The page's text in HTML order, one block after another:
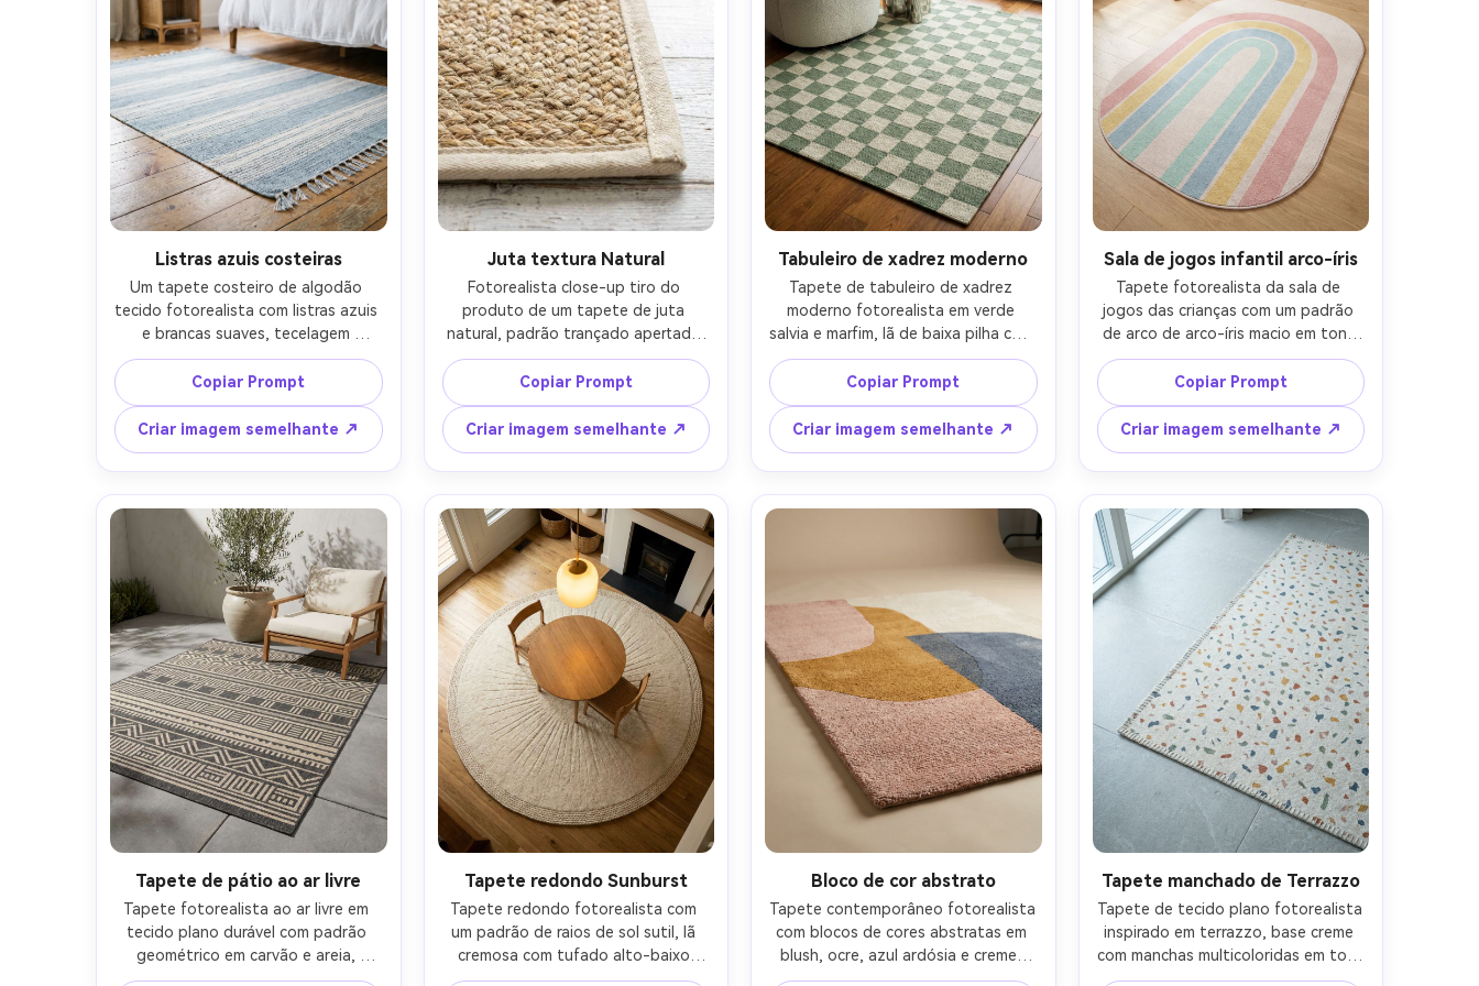
Listras azuis costeiras
Um tapete costeiro de algodão
tecido fotorealista com listras azuis
e brancas suaves, tecelagem
ligeiramente texturizada e pequenas
borlas, estilizado em um quarto de
praia brilhante com mesinha de
rattan e cortinas arejadas, luz
natural da janela, profundidade de
campo rasa, Sony A7R V, 35mm f/1.8,
tapete centrado e dominante, cor
costeira fresca classificação-AR 4:5
Copiar Prompt
Criar imagem semelhante ↗
Juta textura Natural
Fotorealista close-up tiro do
produto de um tapete de juta
natural, padrão trançado apertado
com fibras visíveis e ligeira variação
de cor, borda ordenadamente
costurada, colocada no piso de
madeira branqueada, luz diurna
macia e difusa, ênfase de detalhes
macro, Canon 5D Mark IV, lente
macro de 100 mm, textura ultra-
nítida, estilo minimalista limpo-AR
4:5
Copiar Prompt
Criar imagem semelhante ↗
Tabuleiro de xadrez moderno
Tapete de tabuleiro de xadrez
moderno fotorealista em verde
salvia e marfim, lã de baixa pilha com
quadrados nítidos, estilizado em
uma sala de estar de apartamento
na moda com cadeira boucle e mesa
lateral cromada, luz de janela
nublada macia, Leica SL2, lente de
50mm, ângulo ligeiramente elevado,
tapete preenche a maior parte do
Copiar Prompt
Criar imagem semelhante ↗
Sala de jogos infantil arco-íris
Tapete fotorealista da sala de
jogos das crianças com um padrão
de arco de arco-íris macio em tons
pastel, pilha baixa resistente a
manchas, cantos arredondados,
estilizado em piso de madeira clara
com brinquedos mínimos e um
pequeno teepee, iluminação
brilhante e arejada, Nikon D850,
lente de 35 mm, foto comercial
limpa, alegre, mas não
desordenado- -ar 4:5
Copiar Prompt
Criar imagem semelhante ↗
Tapete de pátio ao ar livre
Tapete fotorealista ao ar livre em
tecido plano durável com padrão
geométrico em carvão e areia,
colocado em um pátio moderno com
Tapete redondo Sunburst
Tapete redondo fotorealista com
um padrão de raios de sol sutil, lã
cremosa com tufado alto-baixo
elevado, centrado sob uma pequena
Bloco de cor abstrato
Tapete contemporâneo fotorealista
com blocos de cores abstratas em
blush, ocre, azul ardósia e creme,
pilha média com textura tufada
Tapete manchado de Terrazzo
Tapete de tecido plano fotorealista
inspirado em terrazzo, base creme
com manchas multicoloridas em tons
atenuados, costura de borda nítida,